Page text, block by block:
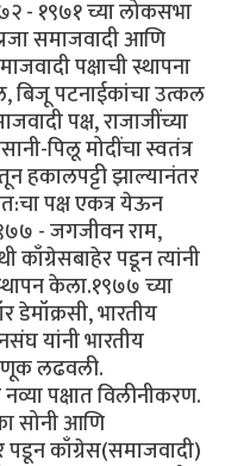
- १९७१ च्या लोकसभा
समाजवादी आणि
पक्षाची स्थापना
बिजू पटनाईकांचा उत्कल
पक्ष, राजाजींच्या
पिलू मोदींचा स्वतंत्र
हकालपट्टी झाल्यानंतर
पक्ष एकत्र येऊन
- जगजीवन राम,
पडून त्यांनी
केला.१९७७ च्या
भारतीय
यांनी भारतीय
लढवली.
पक्षात विलीनीकरण.
सोनी आणि
पडून काँग्रेस(समाजवादी)